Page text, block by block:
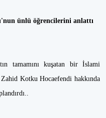
ünlü öğrencilerini anlattı
tamamını kuşatan bir İslami
Kotku Hocaefendi hakkında